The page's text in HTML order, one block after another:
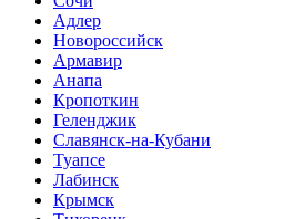
Адлер
Новороссийск
Армавир
Анапа
Кропоткин
Геленджик
Славянск-на-Кубани
Туапсе
Лабинск
Крымск